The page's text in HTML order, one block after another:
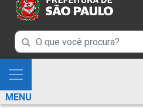
sítio)
novo
Campo
de
Busca
de
Campo
de
de
informações
Mostra
eMENU